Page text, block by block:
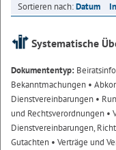
Sortieren nach:Datum
Systematische
Dokumententyp:
Bekanntmachungen •
Dienstvereinbarungen •
und Rechtsverordnungen •
Dienstvereinbarungen,
Gutachten • Verträge und